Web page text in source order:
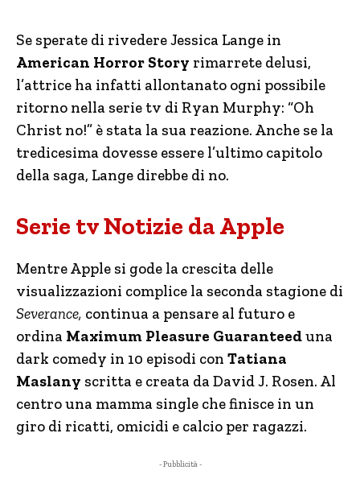
Se sperate di rivedere Jessica Lange in
American Horror Story rimarrete delusi,
l’attrice ha infatti allontanato ogni possibile
ritorno nella serie tv di Ryan Murphy: “Oh
Christ no!” è stata la sua reazione. Anche se la
tredicesima dovesse essere l’ultimo capitolo
della saga, Lange direbbe di no.
Serie tv Notizie da Apple
Mentre Apple si gode la crescita delle
visualizzazioni complice la seconda stagione di
Severance, continua a pensare al futuro e
ordina Maximum Pleasure Guaranteeduna
dark comedy in 10 episodi con Tatiana
Maslany scritta e creata da David J. Rosen. Al
centro una mamma single che finisce in un
giro di ricatti, omicidi e calcio per ragazzi.
- Pubblicità -